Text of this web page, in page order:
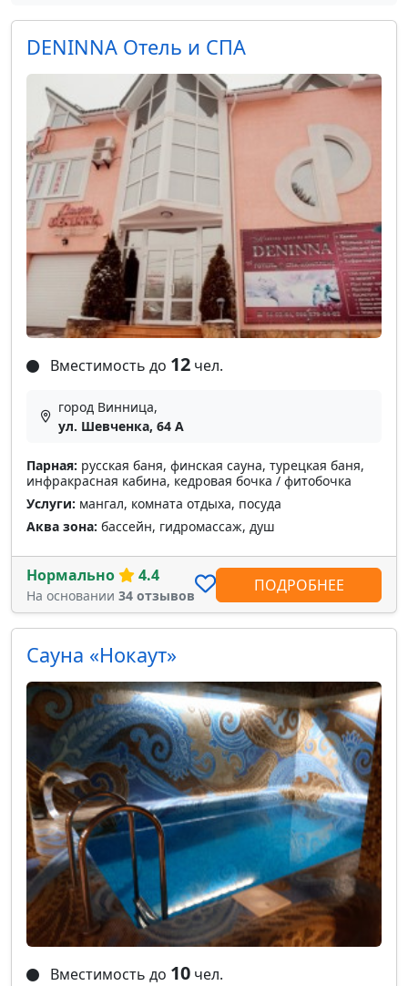
DENINNA Отель и СПА
Вместимость до 12 чел.
город Винница,
ул. Шевченка, 64 А
Парная: русская баня, финская сауна, турецкая баня,
инфракрасная кабина, кедровая бочка / фитобочка
Услуги: мангал, комната отдыха, посуда
Аква зона: бассейн, гидромассаж, душ
Нормально 4.4
На основании 34 отзывов
ПОДРОБНЕЕ
Сауна «Нокаут»
Вместимость до 10 чел.